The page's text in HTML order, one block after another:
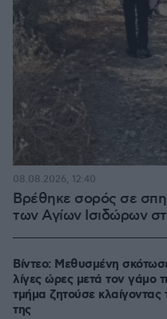
Βρέθηκε σορός σε
των Αγίων Ισιδώρων
08.08.2026, 12:40
Βίντεο: Μεθυσμένη
λίγες ώρες μετά τον γάμο
τμήμα ζητούσε κλαίγοντας
της